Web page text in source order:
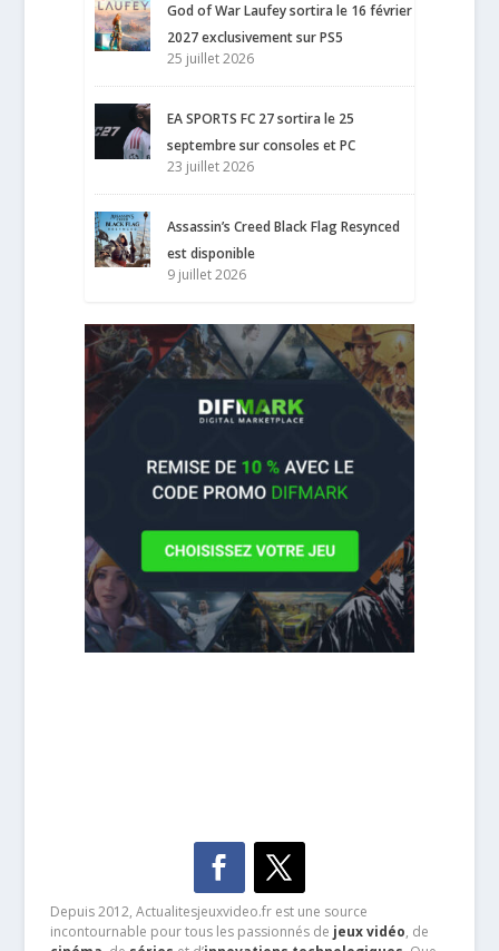
God of War Laufey sortira le 16 février
2027 exclusivement sur PS5
25 juillet 2026
EA SPORTS FC 27 sortira le 25
septembre sur consoles et PC
23 juillet 2026
Assassin’s Creed Black Flag Resynced
est disponible
9 juillet 2026
Depuis 2012, Actualitesjeuxvideo.fr est une source
incontournable pour tous les passionnés de jeux vidéo, de